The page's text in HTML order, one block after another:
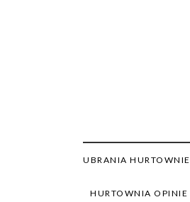
UBRANIA HURTOWNIE
HURTOWNIA OPINIE